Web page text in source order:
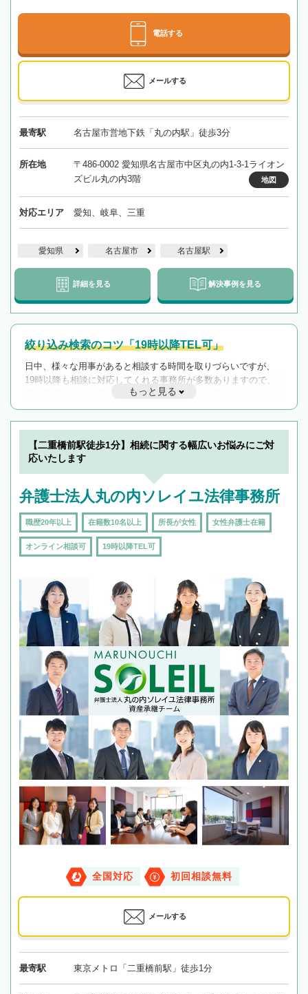
電話する
メールする
最寄駅 名古屋市営地下鉄「丸の内駅」徒歩3分
所在地
〒486-0002 愛知県名古屋市中区丸の内1-3-1ライオン
ズビル丸の内3階
地図
対応エリア 愛知、岐阜、三重
愛知県 名古屋市 名古屋駅
詳細を見る 解決事例を見る
絞り込み検索のコツ「19時以降TEL可」
日中、様々な用事があると相談する時間を取りづらいですが、
19時以降も相談に対応してくれる事務所が多数ありますので、
遅い時間の相談が増えそうな場合はそのような事務所に絞り込
んで検索してみましょう。
19時以降TEL可の条件
を加えて再検索
もっと見る
【二重橋前駅徒歩1分】相続に関する幅広いお悩みにご対
応いたします
弁護士法人丸の内ソレイユ法律事務所
職歴20年以上 在籍数10名以上 所長が女性 女性弁護士在籍
オンライン相談可 19時以降TEL可
全国対応 初回相談無料
メールする
最寄駅 東京メトロ「二重橋前駅」徒歩1分